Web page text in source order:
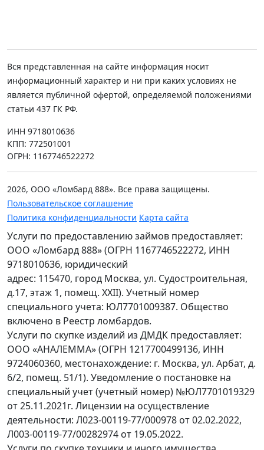
Вся представленная на сайте информация носит
информационный характер и ни при каких условиях не
является публичной офертой, определяемой положениями
статьи 437 ГК РФ.
ИНН 9718010636
КПП: 772501001
ОГРН: 1167746522272
2026, ООО «Ломбард 888». Все права защищены.
Пользовательское соглашение
Политика конфиденциальности Карта сайта
Услуги по предоставлению займов предоставляет:
ООО «Ломбард 888» (ОГРН 1167746522272, ИНН
9718010636, юридический
адрес: 115470, город Москва, ул. Судостроительная,
д.17, этаж 1, помещ. XXII). Учетный номер
специального учета: ЮЛ7701009387. Общество
включено в Реестр ломбардов.
Услуги по скупке изделий из ДМДК предоставляет:
ООО «АНАЛЕММА» (ОГРН 1217700499136, ИНН
9724060360, местонахождение: г. Москва, ул. Арбат, д.
6/2, помещ. 51/1). Уведомление о постановке на
специальный учет (учетный номер) №ЮЛ7701019329
от 25.11.2021г. Лицензии на осуществление
деятельности: Л023-00119-77/000978 от 02.02.2022,
Л003-00119-77/00282974 от 19.05.2022.